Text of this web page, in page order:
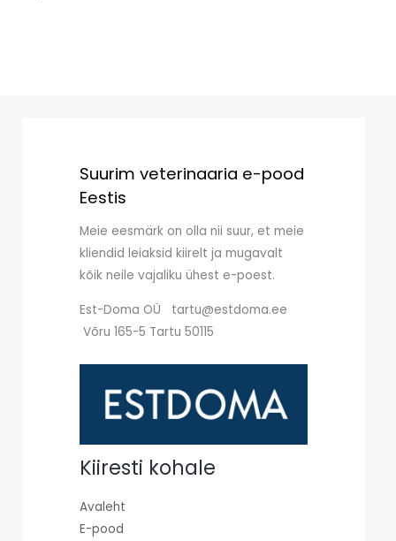
Suurim veterinaaria e-pood
Eestis
Meie eesmärk on olla nii suur, et meie
kliendid leiaksid kiirelt ja mugavalt
kõik neile vajaliku ühest e-poest.
Est-Doma OÜ tartu@estdoma.ee
Võru 165-5 Tartu 50115
Kiiresti kohale
Avaleht
E-pood